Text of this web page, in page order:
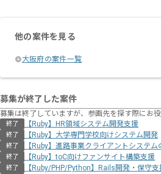
他の案件を見る
大阪府の案件一覧
募集が終了した案件
募集は終了していますが、参画先を探す際にお
終了 【Ruby】HR領域システム開発支援
終了 【Ruby】大学専門学校向けシステム開発
終了 【Ruby】進路事業クライアントシステム
終了 【Ruby】toC向けファンサイト構築支援
終了 【Ruby/PHP/Python】Rails開発・保守